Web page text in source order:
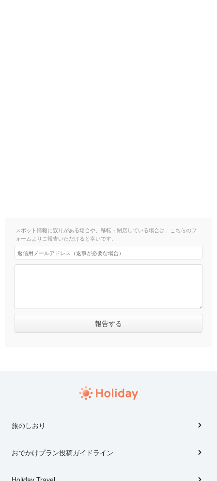
スポット情報に誤りがある場合や、移転・閉店している場合は、こちらのフ
ォームよりご報告いただけると幸いです。
旅のしおり
おでかけプラン投稿ガイドライン